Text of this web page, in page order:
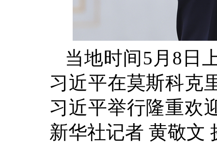
当地时间5月8日
习近平在莫斯科克
习近平举行隆重欢
新华社记者 黄敬文